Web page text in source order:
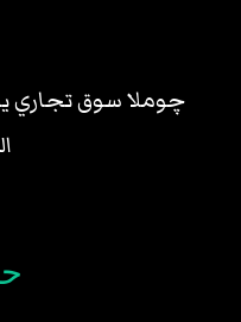
چوملا سوق تجاري